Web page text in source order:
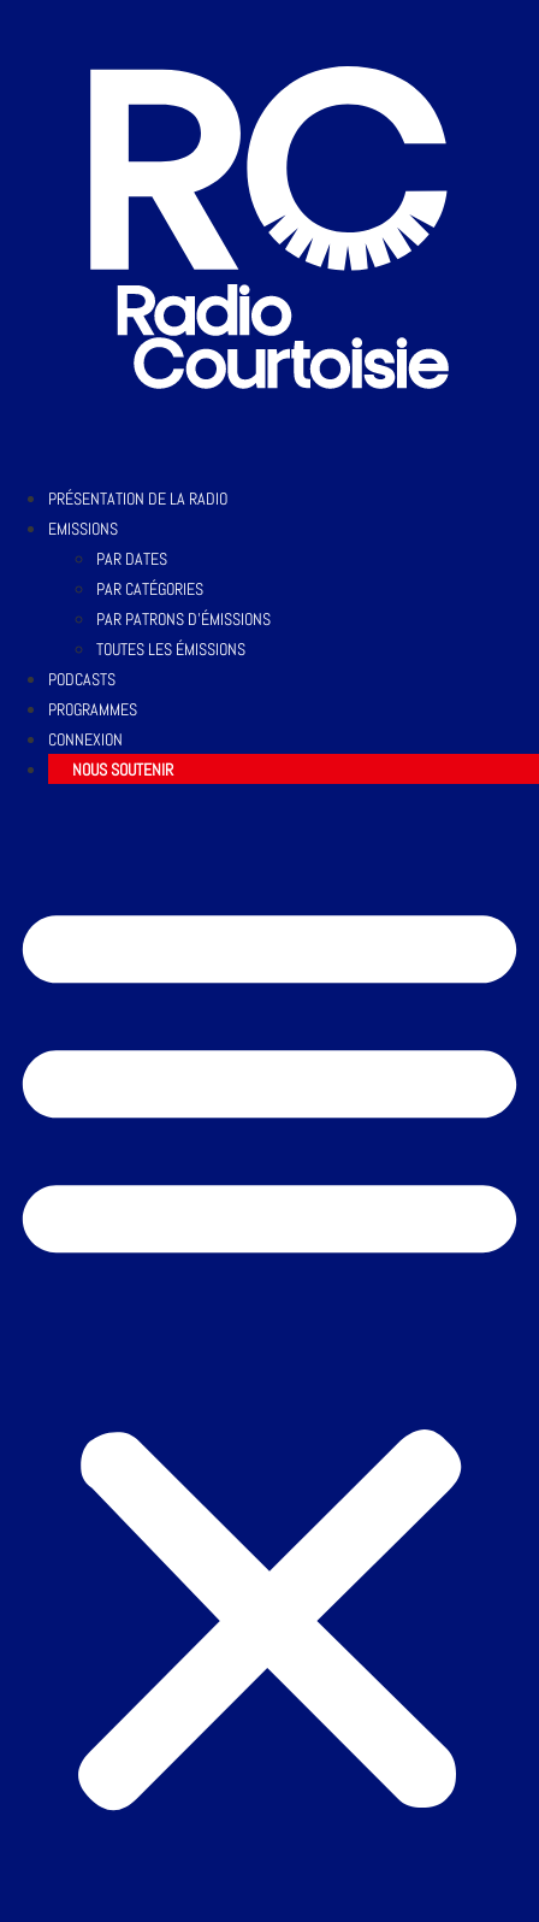
PRÉSENTATION DE LA RADIO
EMISSIONS
PAR DATES
PAR CATÉGORIES
PAR PATRONS D’ÉMISSIONS
TOUTES LES ÉMISSIONS
PODCASTS
PROGRAMMES
CONNEXION
NOUS SOUTENIR